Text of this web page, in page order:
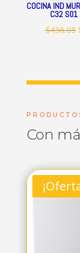
COCINA IND
C32 S01
$436.05
Con